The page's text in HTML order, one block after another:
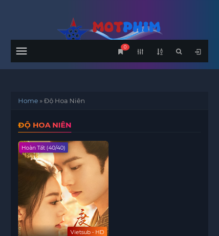
Menu
0
Home»Độ Hoa Niên
ĐỘ HOA NIÊN
Vietsub - HD
Hoàn Tất (40/40)